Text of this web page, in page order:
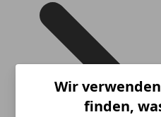
Wir
finden,